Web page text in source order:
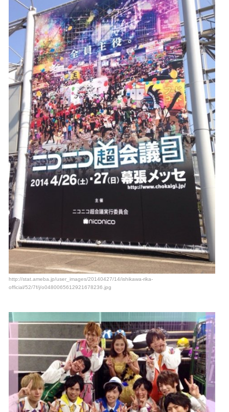
http://stat.ameba.jp/user_images/20140427/14/ishikawa-rika-
official/52/7f/j/o0480065612921678236.jpg